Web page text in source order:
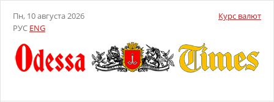
Пн, 10 августа 2026
РУС ENG
Курс валют